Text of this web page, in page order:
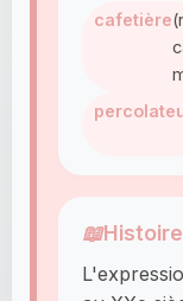
cafetière
📖